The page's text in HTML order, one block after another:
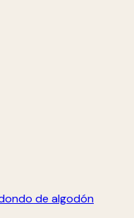
de algodón